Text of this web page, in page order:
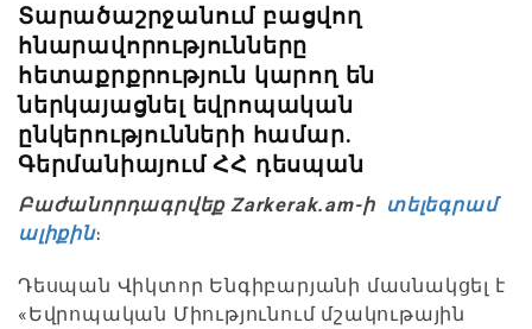
Տարածաշրջանում բացվող
հնարավորությունները
հետաքրքրություն կարող են
ներկայացնել եվրոպական
ընկերությունների համար.
Գերմանիայում ՀՀ դեսպան
Բաժանորդագրվեք Zarkerak.am-ի տելեգրամ
ալիքին։
Դեսպան Վիկտոր Ենգիբարյանի մասնակցել է
«Եվրոպական Միությունում մշակութային